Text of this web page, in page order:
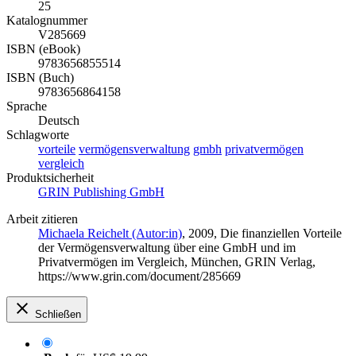
25
Katalognummer
V285669
ISBN (eBook)
9783656855514
ISBN (Buch)
9783656864158
Sprache
Deutsch
Schlagworte
vorteile vermögensverwaltung gmbh privatvermögen
vergleich
Produktsicherheit
GRIN Publishing GmbH
Arbeit zitieren
Michaela Reichelt (Autor:in), 2009, Die finanziellen Vorteile
der Vermögensverwaltung über eine GmbH und im
Privatvermögen im Vergleich, München, GRIN Verlag,
https://www.grin.com/document/285669
Schließen